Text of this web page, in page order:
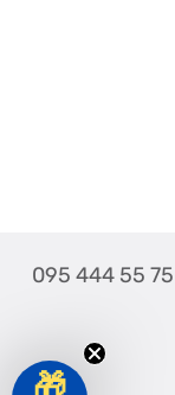
095 444 55 75
🎁